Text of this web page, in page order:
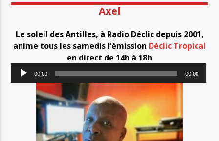
PISTE ACTUELLE
TOUTE L'ACTUALITÉ DES JAZZ
Radio Déclic
Axel
Le soleil des Antilles, à Radio Déclic depuis 2001,
anime tous les samedis l’émission Déclic Tropical
en direct de 14h à 18h
Lecteur
audio
00:00 00:00